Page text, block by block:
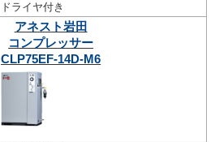
ドライヤ付き
アネスト岩田
コンプレッサー
CLP75EF-14D-M6